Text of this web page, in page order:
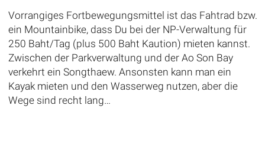
Vorrangiges Fortbewegungsmittel ist das Fahtrad bzw.
ein Mountainbike, dass Du bei der NP-Verwaltung für
250 Baht/Tag (plus 500 Baht Kaution) mieten kannst.
Zwischen der Parkverwaltung und der Ao Son Bay
verkehrt ein Songthaew. Ansonsten kann man ein
Kayak mieten und den Wasserweg nutzen, aber die
Wege sind recht lang…